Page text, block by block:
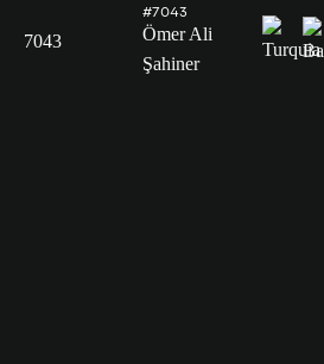
7043
#7043
Ömer Ali
Şahiner